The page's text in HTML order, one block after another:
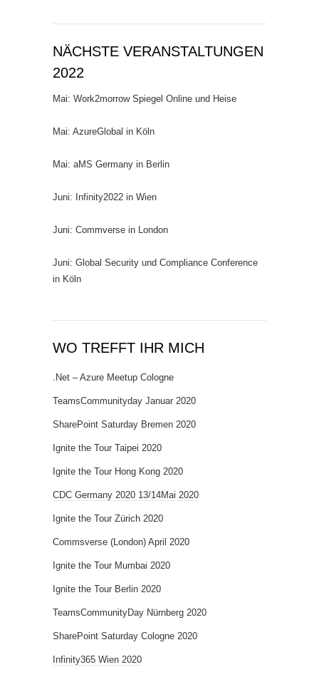
NÄCHSTE VERANSTALTUNGEN
2022
Mai: Work2morrow Spiegel Online und Heise
Mai: AzureGlobal in Köln
Mai: aMS Germany in Berlin
Juni: Infinity2022 in Wien
Juni: Commverse in London
Juni: Global Security und Compliance Conference
in Köln
WO TREFFT IHR MICH
.Net – Azure Meetup Cologne
TeamsCommunityday Januar 2020
SharePoint Saturday Bremen 2020
Ignite the Tour Taipei 2020
Ignite the Tour Hong Kong 2020
CDC Germany 2020 13/14Mai 2020
Ignite the Tour Zürich 2020
Commsverse (London) April 2020
Ignite the Tour Mumbai 2020
Ignite the Tour Berlin 2020
TeamsCommunityDay Nürnberg 2020
SharePoint Saturday Cologne 2020
Infinity365 Wien 2020